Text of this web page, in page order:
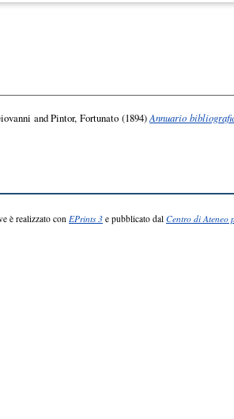
andPintor, Fortunato (1894)Annuario
è realizzato con EPrints 3 e pubblicato dal Centro di Ateneo